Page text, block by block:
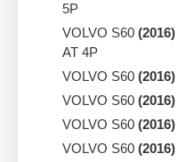
5P
VOLVO S60 (2016)
AT 4P
VOLVO S60 (2016)
VOLVO S60 (2016)
VOLVO S60 (2016)
VOLVO S60 (2016)